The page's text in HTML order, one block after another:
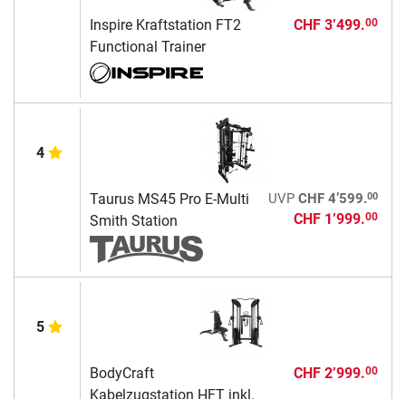
Inspire Kraftstation FT2
Functional Trainer
CHF 3’499.00
4
Taurus MS45 Pro E-Multi
Smith Station
UVP CHF 4’599.00
CHF 1’999.00
5
BodyCraft
Kabelzugstation HFT inkl.
CHF 2’999.00